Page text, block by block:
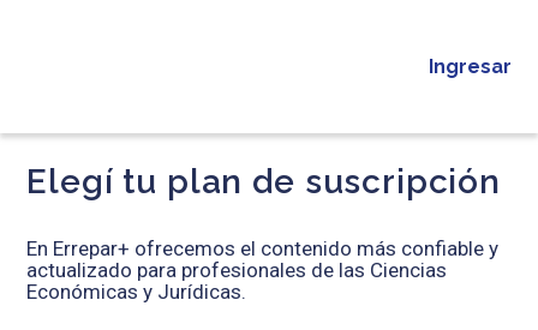
Ingresar
Elegí tu plan de suscripción
En Errepar+ ofrecemos el contenido más confiable y
actualizado para profesionales de las Ciencias
Económicas y Jurídicas.